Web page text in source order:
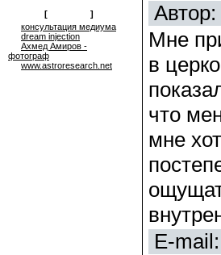
[
]
консультация медиума
dream injection
Ахмед Амиров -
фотограф
www.astroresearch.net
Автор:
Мне
в
что
мне
E-mail: